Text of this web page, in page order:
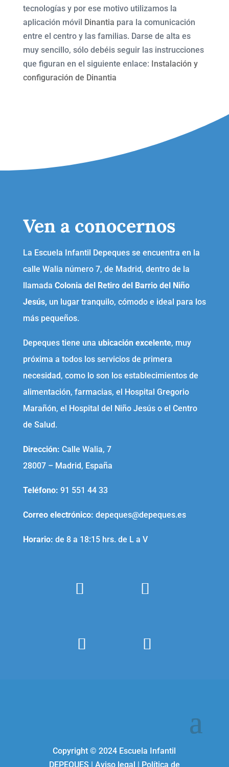
tecnologías y por ese motivo utilizamos la
aplicación móvil Dinantia para la comunicación
entre el centro y las familias. Darse de alta es
muy sencillo, sólo debéis seguir las instrucciones
que figuran en el siguiente enlace: Instalación y
configuración de Dinantia
Ven a conocernos
La Escuela Infantil Depeques se encuentra en la
calle Walia número 7, de Madrid, dentro de la
llamada Colonia del Retiro del Barrio del Niño
Jesús, un lugar tranquilo, cómodo e ideal para los
más pequeños.
Depeques tiene una ubicación excelente, muy
próxima a todos los servicios de primera
necesidad, como lo son los establecimientos de
alimentación, farmacias, el Hospital Gregorio
Marañón, el Hospital del Niño Jesús o el Centro
de Salud.
Dirección: Calle Walia, 7
28007 – Madrid, España
Teléfono: 91 551 44 33
Correo electrónico: depeques@depeques.es
Horario: de 8 a 18:15 hrs. de L a V
Copyright ©2024 Escuela Infantil
DEPEQUES | Aviso legal | Política de